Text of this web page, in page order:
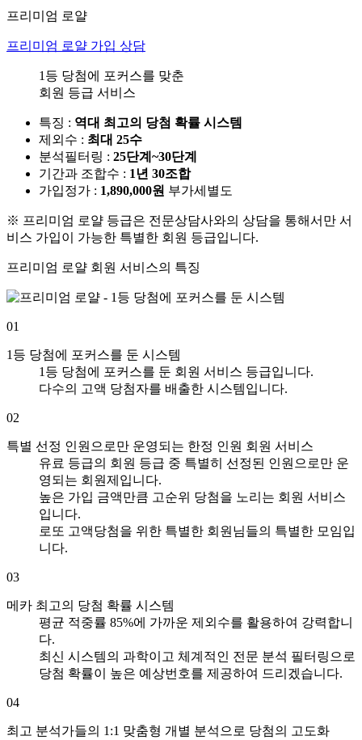
프리미엄 로얄
프리미엄 로얄 가입 상담
1등 당첨에 포커스를 맞춘
회원 등급 서비스
특징 : 역대 최고의 당첨 확률 시스템
제외수 : 최대 25수
분석필터링 : 25단계~30단계
기간과 조합수 : 1년 30조합
가입정가 : 1,890,000원 부가세별도
※ 프리미엄 로얄 등급은 전문상담사와의 상담을 통해서만 서
비스 가입이 가능한 특별한 회원 등급입니다.
프리미엄 로얄 회원 서비스의 특징
01
1등 당첨에 포커스를 둔 시스템
1등 당첨에 포커스를 둔 회원 서비스 등급입니다.
다수의 고액 당첨자를 배출한 시스템입니다.
02
특별 선정 인원으로만 운영되는 한정 인원 회원 서비스
유료 등급의 회원 등급 중 특별히 선정된 인원으로만 운
영되는 회원제입니다.
높은 가입 금액만큼 고순위 당첨을 노리는 회원 서비스
입니다.
로또 고액당첨을 위한 특별한 회원님들의 특별한 모임입
니다.
03
메카 최고의 당첨 확률 시스템
평균 적중률 85%에 가까운 제외수를 활용하여 강력합니
다.
최신 시스템의 과학이고 체계적인 전문 분석 필터링으로
당첨 확률이 높은 예상번호를 제공하여 드리겠습니다.
04
최고 분석가들의 1:1 맞춤형 개별 분석으로 당첨의 고도화